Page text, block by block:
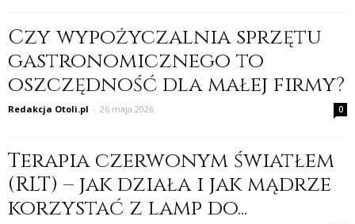
Czy wypożyczalnia sprzętu
gastronomicznego to
oszczędność dla małej firmy?
Redakcja Otoli.pl - 26 maja 2026 0
Terapia czerwonym światłem
(RLT) – jak działa i jak mądrze
korzystać z lamp do...